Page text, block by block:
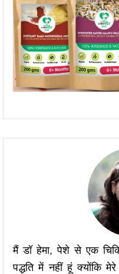
मैं डॉ हेमा, पेशे से एक
पद्धति में नहीं हूं क्योंकि